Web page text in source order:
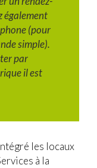
également
(pour
simple).
par
il est
les locaux
à la